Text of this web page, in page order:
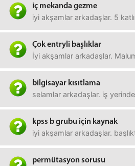
iç mekanda gezme
iyi akşamlar arkadaşlar. 5
Çok entryli başlıklar
İyi akşamlar arkadaşlar.
bilgisayar kısıtlama
selamlar arkadaşlar. iş
kpss b grubu için kaynak
iyi akşamlar arkadaşlar.
permütasyon sorusu